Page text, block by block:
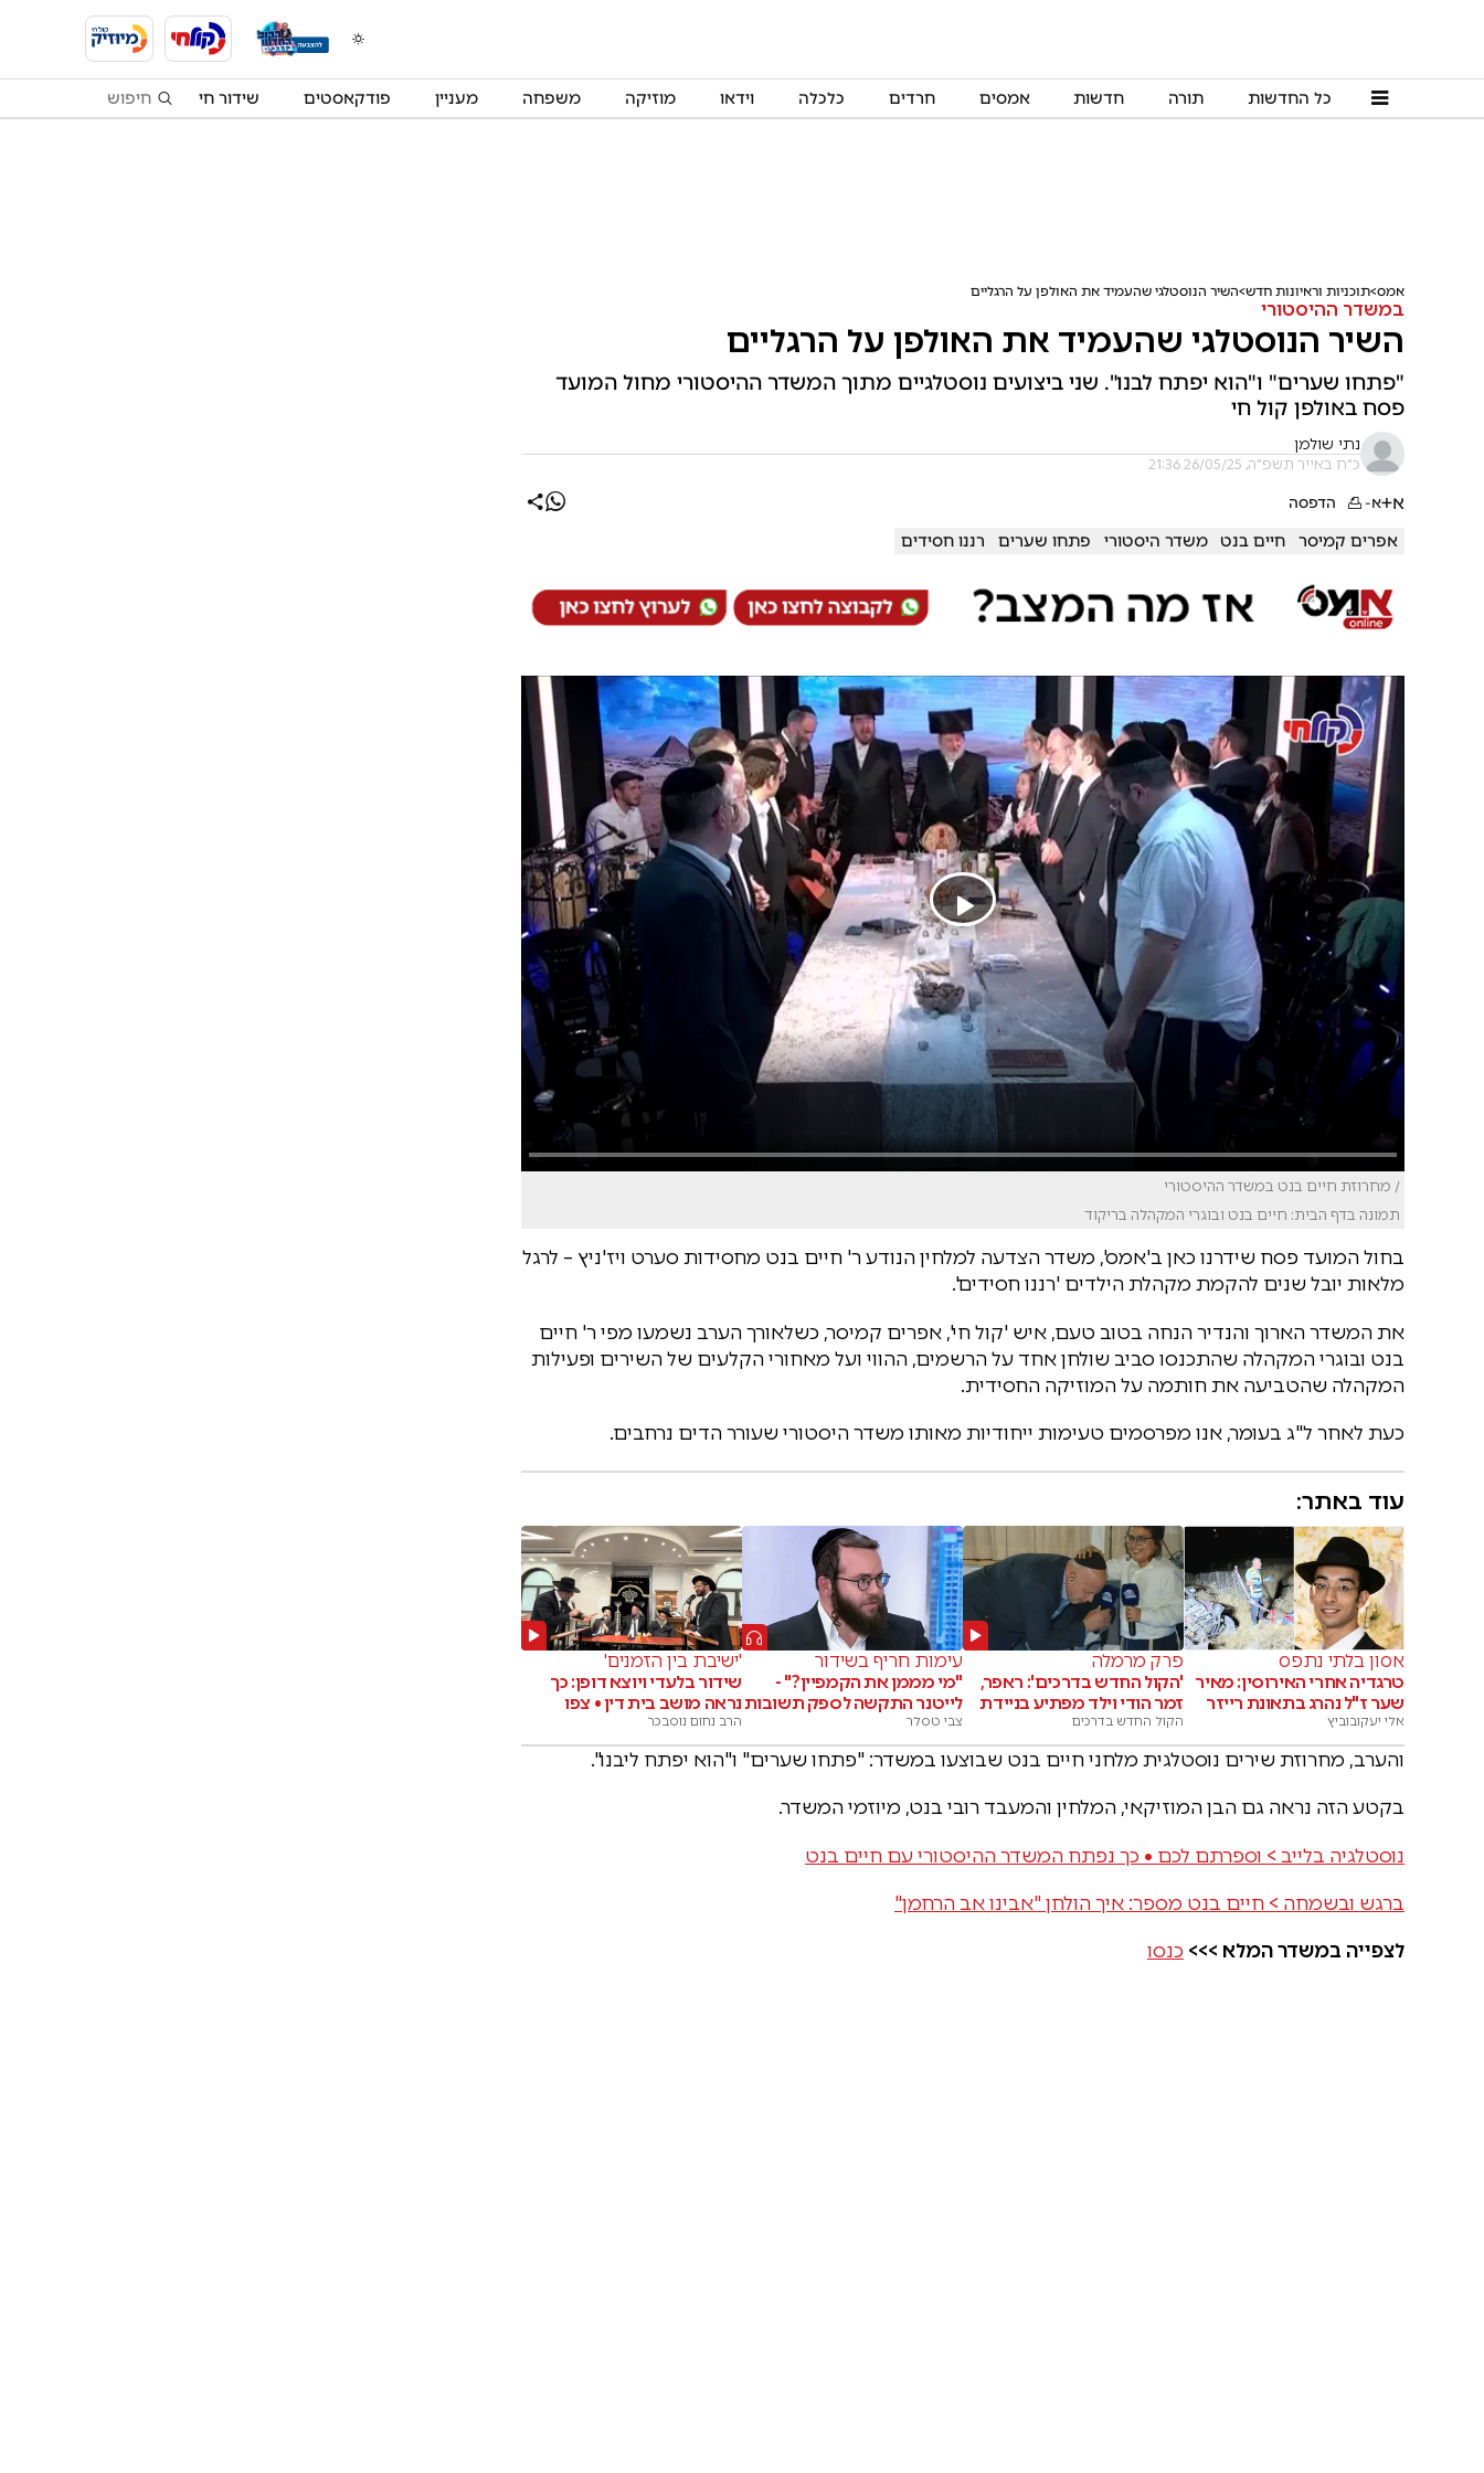
כל החדשות תורה חדשות אמסים חרדים כלכלה וידאו מוזיקה משפחה מעניין פודקאסטים שידור חי
אמס תוכניות וראיונות חדש השיר הנוסטלגי שהעמיד את האולפן על הרגליים
במשדר ההיסטורי
השיר הנוסטלגי שהעמיד את האולפן על הרגליים
"פתחו שערים" ו"הוא יפתח לבנו". שני ביצועים נוסטלגיים מתוך המשדר ההיסטורי מחול המועד
פסח באולפן קול חי
נתי שולמן
כ"ח באייר תשפ"ה, 26/05/25 21:36
א+א- הדפסה
אפרים קמיסר חיים בנט משדר היסטורי פתחו שערים רננו חסידים
/ מחרוזת חיים בנט במשדר ההיסטורי
תמונה בדף הבית: חיים בנט ובוגרי המקהלה בריקוד
בחול המועד פסח שידרנו כאן ב'אמס', משדר הצדעה למלחין הנודע ר' חיים בנט מחסידות סערט ויז'ניץ – לרגל
מלאות יובל שנים להקמת מקהלת הילדים 'רננו חסידים'.
את המשדר הארוך והנדיר הנחה בטוב טעם, איש 'קול חי', אפרים קמיסר, כשלאורך הערב נשמעו מפי ר' חיים
בנט ובוגרי המקהלה שהתכנסו סביב שולחן אחד על הרשמים, ההווי ועל מאחורי הקלעים של השירים ופעילות
המקהלה שהטביעה את חותמה על המוזיקה החסידית.
כעת לאחר ל"ג בעומר, אנו מפרסמים טעימות ייחודיות מאותו משדר היסטורי שעורר הדים נרחבים.
עוד באתר:
אסון בלתי נתפס
טרגדיה אחרי האירוסין: מאיר
שער ז"ל נהרג בתאונת רייזר
אלי יעקובוביץ
פרק מרמלה
'הקול החדש בדרכים': ראפר,
זמר הודי וילד מפתיע בניידת
הקול החדש בדרכים
עימות חריף בשידור
"מי מממן את הקמפיין?" -
לייטנר התקשה לספק תשובות
צבי טסלר
'ישיבת בין הזמנים'
שידור בלעדי ויוצא דופן: כך
נראה מושב בית דין • צפו
הרב נחום נוסבכר
והערב, מחרוזת שירים נוסטלגית מלחני חיים בנט שבוצעו במשדר: "פתחו שערים" ו"הוא יפתח ליבנו".
בקטע הזה נראה גם הבן המוזיקאי, המלחין והמעבד רובי בנט, מיוזמי המשדר.
נוסטלגיה בלייב > וספרתם לכם • כך נפתח המשדר ההיסטורי עם חיים בנט
ברגש ובשמחה > חיים בנט מספר: איך הולחן "אבינו אב הרחמן"
לצפייה במשדר המלא >>> כנסו